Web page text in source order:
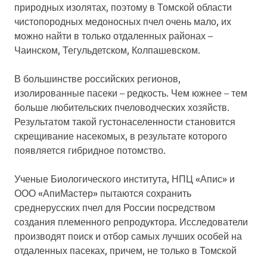
природных изолятах, поэтому в Томской области
чистопородных медоносных пчел очень мало, их
можно найти в только отдаленных районах –
Чаинском, Тегульдетском, Колпашевском.
В большинстве российских регионов,
изолированные пасеки – редкость. Чем южнее – тем
больше любительских пчеловодческих хозяйств.
Результатом такой густонаселенности становится
скрещивание насекомых, в результате которого
появляется гибридное потомство.
Ученые Биологического института, НПЦ «Апис» и
ООО «АпиМастер» пытаются сохранить
среднерусских пчел для России посредством
создания племенного репродуктора. Исследователи
производят поиск и отбор самых лучших особей на
отдаленных пасеках, причем, не только в Томской